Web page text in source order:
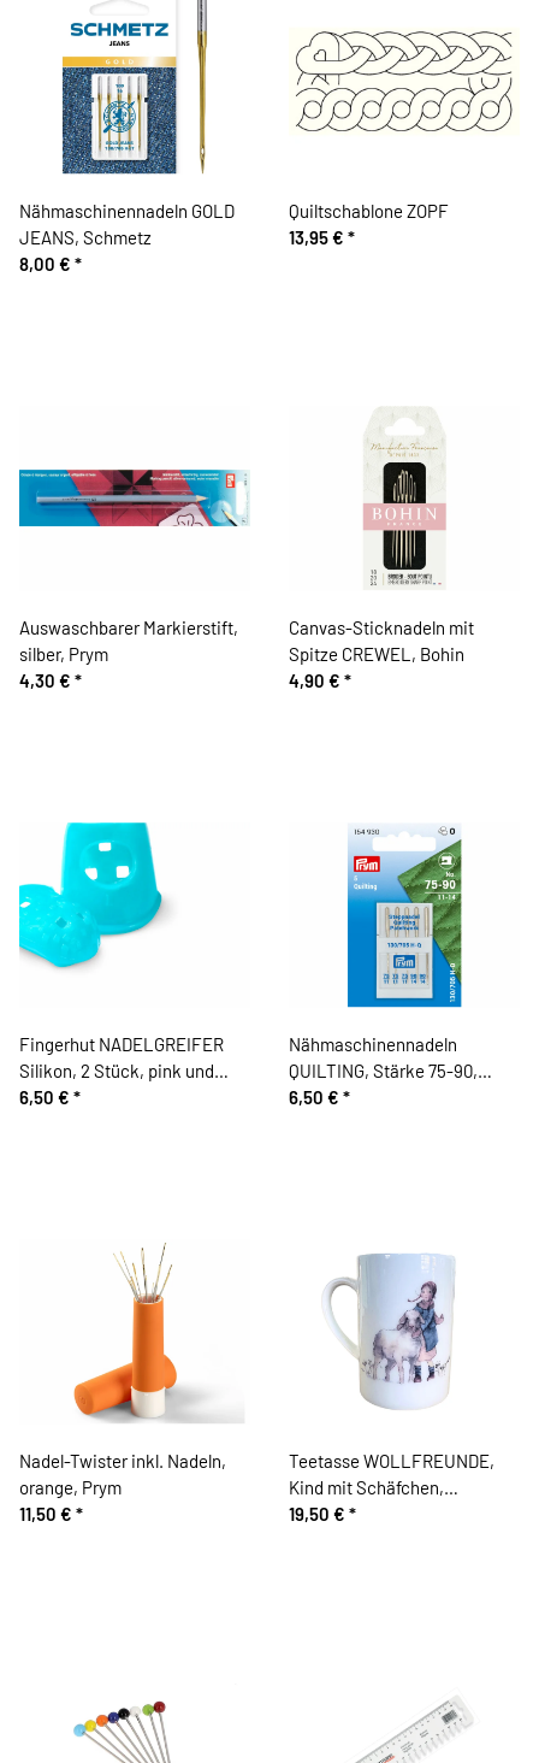
Nähmaschinennadeln GOLD
JEANS, Schmetz
8,00 € *
Quiltschablone ZOPF
13,95 € *
Auswaschbarer Markierstift,
silber, Prym
4,30 € *
Canvas-Sticknadeln mit
Spitze CREWEL, Bohin
4,90 € *
Fingerhut NADELGREIFER
Silikon, 2 Stück, pink und
türkis
6,50 € *
Nähmaschinennadeln
QUILTING, Stärke 75-90,
Prym
6,50 € *
Nadel-Twister inkl. Nadeln,
orange, Prym
11,50 € *
Teetasse WOLLFREUNDE,
Kind mit Schäfchen,
Acufactum
19,50 € *